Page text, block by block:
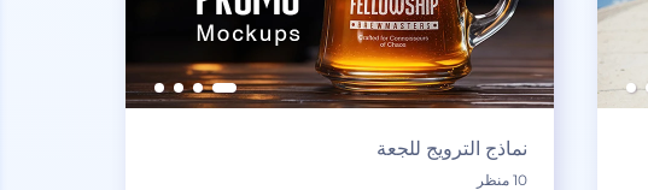
نماذج الترويج للجعة
10 منظر